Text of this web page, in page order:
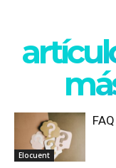
Elocuent